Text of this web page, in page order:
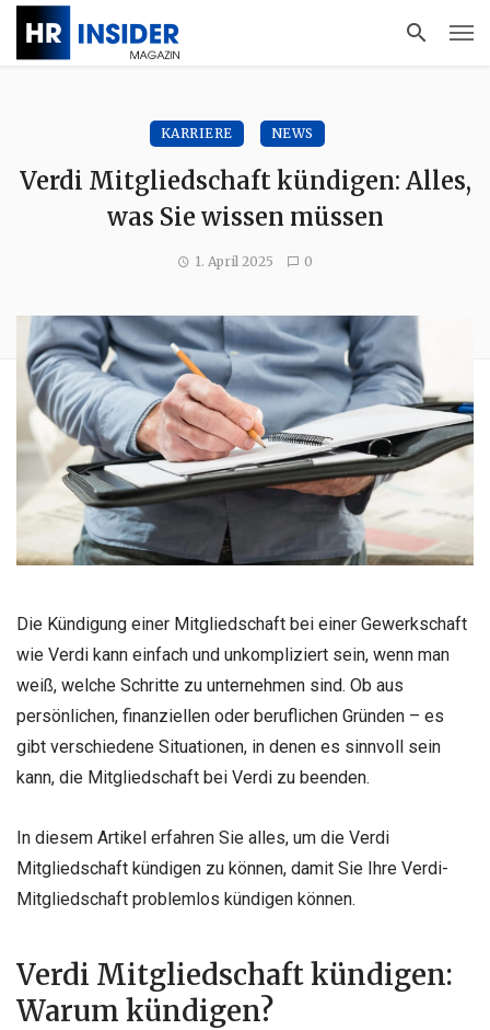
KARRIERE NEWS
Verdi Mitgliedschaft kündigen: Alles,
was Sie wissen müssen
1. April 2025 0
Die Kündigung einer Mitgliedschaft bei einer Gewerkschaft
wie Verdi kann einfach und unkompliziert sein, wenn man
weiß, welche Schritte zu unternehmen sind. Ob aus
persönlichen, finanziellen oder beruflichen Gründen – es
gibt verschiedene Situationen, in denen es sinnvoll sein
kann, die Mitgliedschaft bei Verdi zu beenden.
In diesem Artikel erfahren Sie alles, um die Verdi
Mitgliedschaft kündigen zu können, damit Sie Ihre Verdi-
Mitgliedschaft problemlos kündigen können.
Verdi Mitgliedschaft kündigen:
Warum kündigen?